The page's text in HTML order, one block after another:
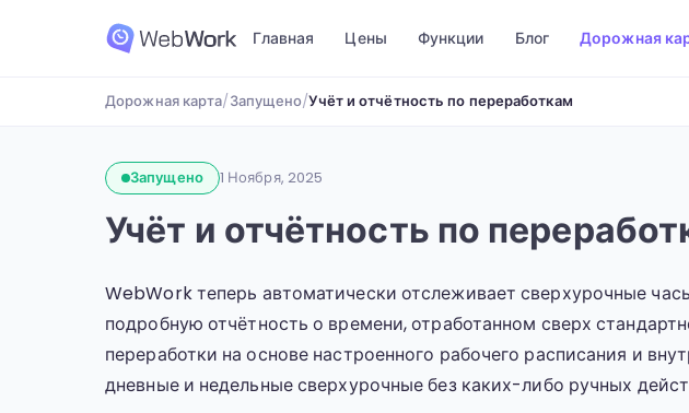
Главная Цены Функции Блог Дорожная
Дорожная карта/Запущено/Учёт и отчётность по переработкам
Запущено 1 Ноября, 2025
Учёт и отчётность по
WebWork теперь автоматически отслеживает сверхурочные
подробную отчётность о времени, отработанном сверх
переработки на основе настроенного рабочего расписания и
дневные и недельные сверхурочные без каких-либо ручных